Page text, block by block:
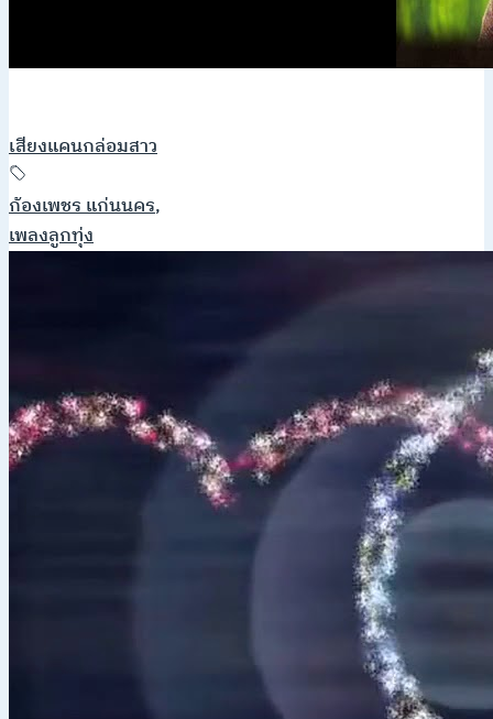
เสียงแคนกล่อมสาว
ก้องเพชร แก่นนคร,
เพลงลูกทุ่ง